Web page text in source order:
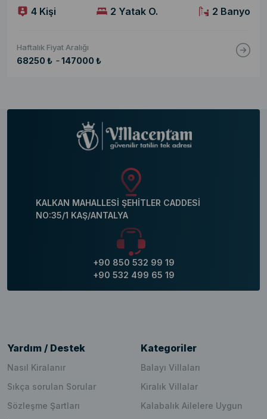
4 Kişi 2 Yatak O. 2 Banyo
Haftalık Fiyat Aralığı
68250 ₺ - 147000 ₺
KALKAN MAHALLESİ ŞEHİTLER CADDESİ
NO:35/1 KAŞ/ANTALYA
+90 850 532 99 19
+90 532 499 65 19
Yardım / Destek
Nasıl Kiralanır
Sıkça sorulan Sorular
Sözleşme Şartları
Kategoriler
Balayı Villaları
Kiralık Villalar
Kalabalık Ailelere Uygun